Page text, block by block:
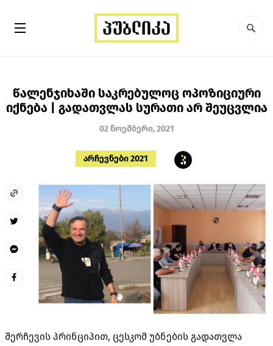
წალენჯიხაში საკრებულოც ოპოზიციური
იქნება | გადათვლას სურათი არ შეუცვლია
02 ნოემბერი, 2021
არჩევნები 2021
შერჩევის პრინციპით, ცესკომ უბნების გადათვლა